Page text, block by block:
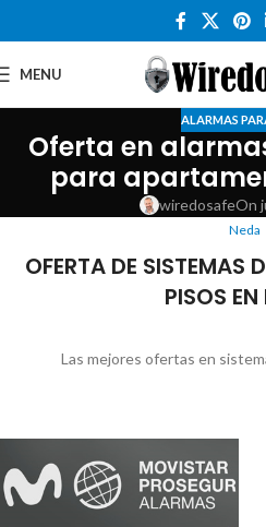
MENU
ALARMAS
Oferta en
para
wiredosafeOn
Neda
OFERTA DE SISTEMAS
PISOS
Las mejores ofertas en